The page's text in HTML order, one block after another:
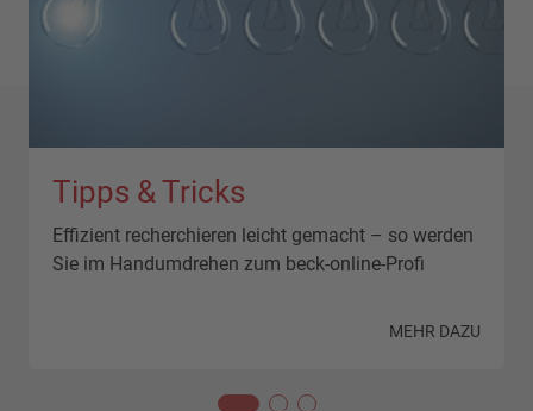
Tipps & Tricks
Effizient recherchieren leicht gemacht – so werden
Sie im Handumdrehen zum beck-online-Profi
MEHR DAZU